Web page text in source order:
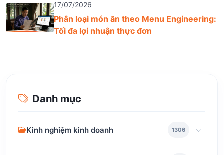
17/07/2026
Phân loại món ăn theo Menu Engineering:
Tối đa lợi nhuận thực đơn
Danh mục
Kinh nghiệm kinh doanh 1306